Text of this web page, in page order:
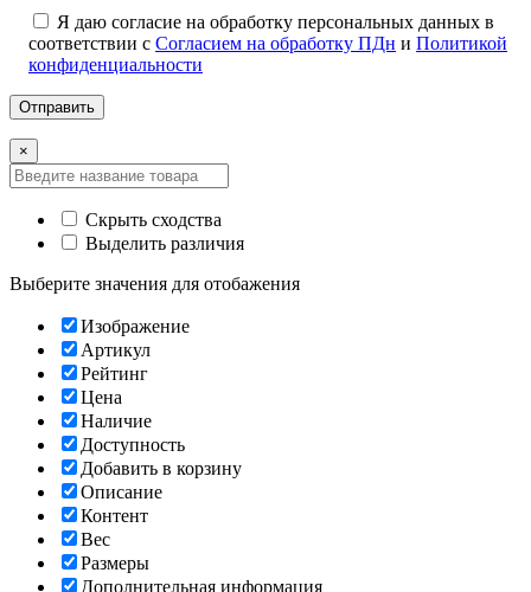
Я даю согласие на обработку персональных данных в
соответствии с Согласием на обработку ПДн и Политикой
конфиденциальности
×
Скрыть сходства
Выделить различия
Выберите значения для отобажения
Изображение
Артикул
Рейтинг
Цена
Наличие
Доступность
Добавить в корзину
Описание
Контент
Вес
Размеры
Дополнительная информация